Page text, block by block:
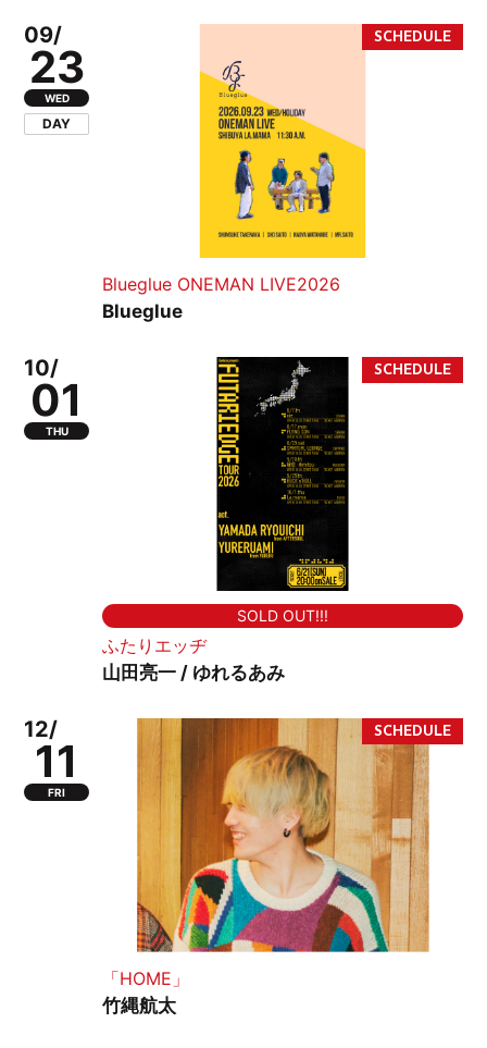
09/
23
WED
DAY
Blueglue ONEMAN LIVE2026
Blueglue
10/
01
THU
SOLD OUT!!!
ふたりエッヂ
山田亮一 / ゆれるあみ
12/
11
FRI
「HOME」
竹縄航太